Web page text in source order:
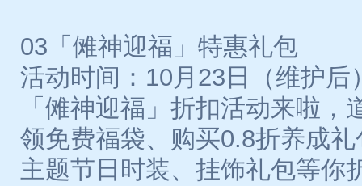
03「傩神迎福」特惠礼包
活动时间：10月23日（维护后
「傩神迎福」折扣活动来啦，
领免费福袋、购买0.8折养成
主题节日时装、挂饰礼包等你